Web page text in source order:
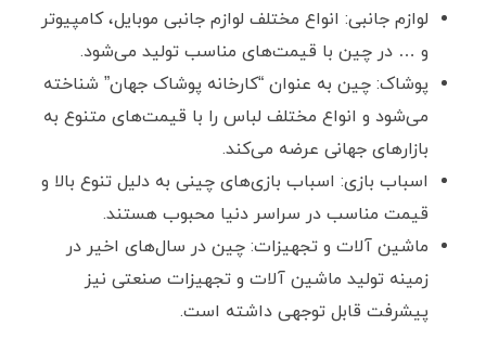
لوازم جانبی: انواع مختلف لوازم جانبی موبایل، کامپیوتر
و … در چین با قیمت‌های مناسب تولید می‌شود.
پوشاک: چین به عنوان “کارخانه پوشاک جهان” شناخته
می‌شود و انواع مختلف لباس را با قیمت‌های متنوع به
بازارهای جهانی عرضه می‌کند.
اسباب بازی: اسباب بازی‌های چینی به دلیل تنوع بالا و
قیمت مناسب در سراسر دنیا محبوب هستند.
ماشین آلات و تجهیزات: چین در سال‌های اخیر در
زمینه تولید ماشین آلات و تجهیزات صنعتی نیز
پیشرفت قابل توجهی داشته است.